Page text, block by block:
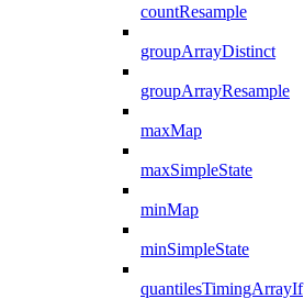
countResample
groupArrayDistinct
groupArrayResample
maxMap
maxSimpleState
minMap
minSimpleState
quantilesTimingArrayIf